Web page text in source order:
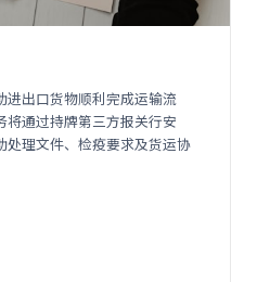
进出口货物顺利完成运输流
通过持牌第三方报关行安
理文件、检疫要求及货运协